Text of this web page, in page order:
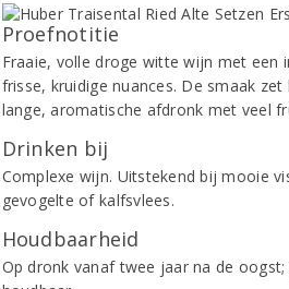
Proefnotitie
Fraaie, volle droge witte wijn met een
frisse, kruidige nuances. De smaak
lange, aromatische afdronk met veel
Drinken bij
Complexe wijn. Uitstekend bij mooie
gevogelte of kalfsvlees.
Houdbaarheid
Op dronk vanaf twee jaar na de